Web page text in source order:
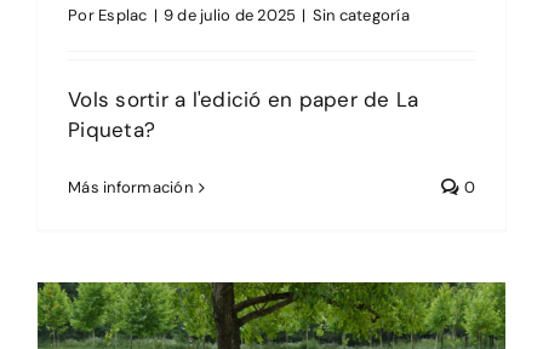
Por Esplac | 9 de julio de 2025 | Sin categoría
Vols sortir a l'edició en paper de La
Piqueta?
Más información 0